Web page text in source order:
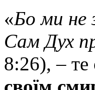
«Бо ми не
Сам Дух
8:26), – те